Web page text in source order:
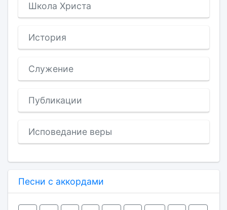
Школа Христа
История
Служение
Публикации
Исповедание веры
Песни с аккордами